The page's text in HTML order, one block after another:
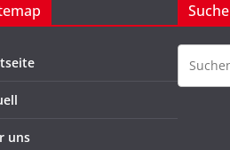
uns
Suche